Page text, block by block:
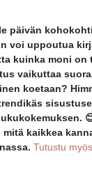
päivän
voi uppoutua
kuinka moni on
vaikuttaa
koetaan?
kaikkea
Tutustu